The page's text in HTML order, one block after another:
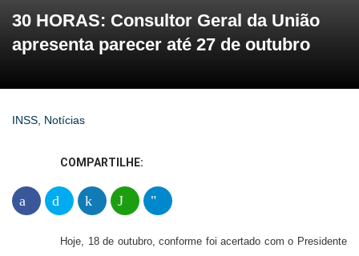
30 HORAS: Consultor Geral da União
apresenta parecer até 27 de outubro
INSS, Notícias
COMPARTILHE:
Hoje, 18 de outubro, conforme foi acertado com o Presidente